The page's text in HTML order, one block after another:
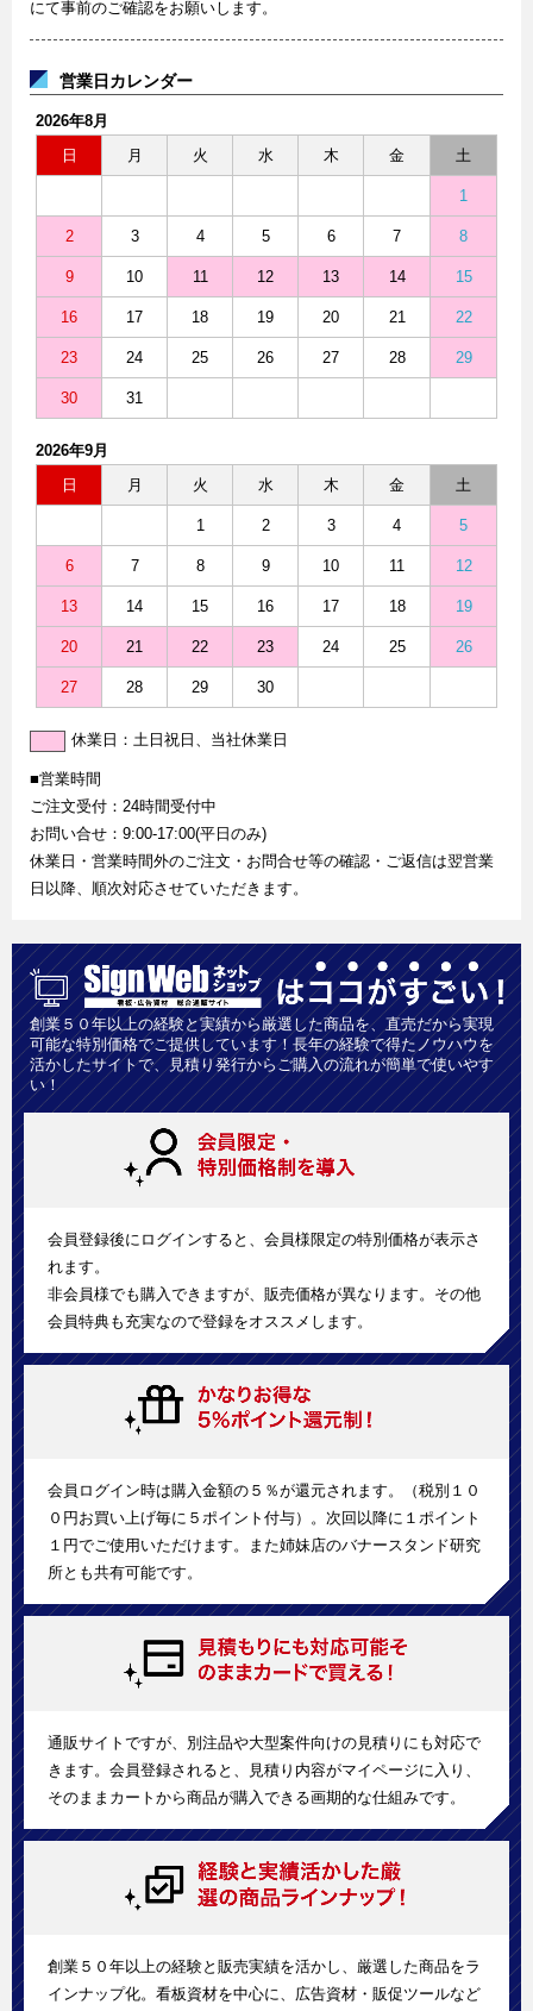
にて事前のご確認をお願いします。
営業日カレンダー
2026年8月
日
月 火 水 木 金 土
1
2 3 4 5 6 7 8
9 10 11 12 13 14 15
16 17 18 19 20 21 22
23 24 25 26 27 28 29
30 31
2026年9月
日
月 火 水 木 金 土
1 2 3 4 5
6 7 8 9 10 11 12
13 14 15 16 17 18 19
20 21 22 23 24 25 26
27 28 29 30
休業日：土日祝日、当社休業日
■営業時間
ご注文受付：24時間受付中
お問い合せ：9:00-17:00(平日のみ)
休業日・営業時間外のご注文・お問合せ等の確認・ご返信は翌営業
日以降、順次対応させていただきます。
創業５０年以上の経験と実績から厳選した商品を、直売だから実現
可能な特別価格でご提供しています！長年の経験で得たノウハウを
活かしたサイトで、見積り発行からご購入の流れが簡単で使いやす
い！
会員登録後にログインすると、会員様限定の特別価格が表示さ
れます。
非会員様でも購入できますが、販売価格が異なります。その他
会員特典も充実なので登録をオススメします。
会員ログイン時は購入金額の５％が還元されます。（税別１０
０円お買い上げ毎に５ポイント付与）。次回以降に１ポイント
１円でご使用いただけます。また姉妹店のバナースタンド研究
所とも共有可能です。
通販サイトですが、別注品や大型案件向けの見積りにも対応で
きます。会員登録されると、見積り内容がマイページに入り、
そのままカートから商品が購入できる画期的な仕組みです。
創業５０年以上の経験と販売実績を活かし、厳選した商品をラ
インナップ化。看板資材を中心に、広告資材・販促ツールなど